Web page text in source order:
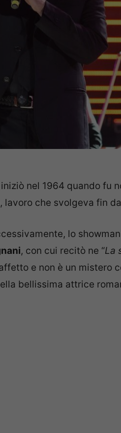
iniziò nel 1964 quando fu
lavoro che svolgeva fin
lo
, con cui recitò ne “La
e non è un mistero
bellissima attrice